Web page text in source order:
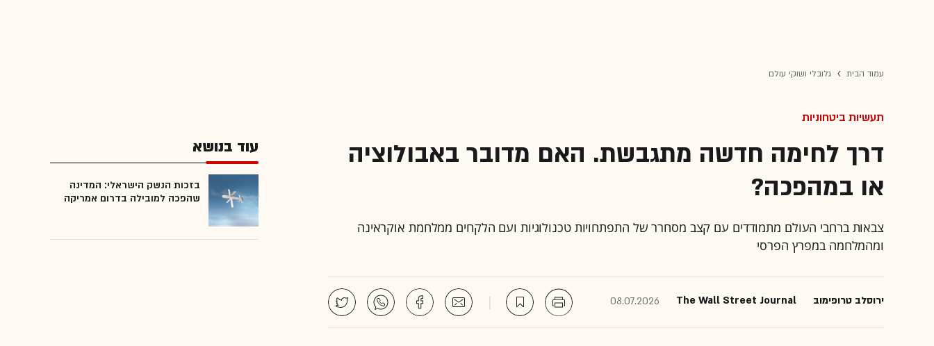
עמוד הבית גלובלי ושוקי עולם
תעשיות ביטחוניות
דרך לחימה חדשה מתגבשת. האם מדובר באבולוציה
או במהפכה?
צבאות ברחבי העולם מתמודדים עם קצב מסחרר של התפתחויות טכנולוגיות ועם הלקחים ממלחמת אוקראינה
ומהמלחמה במפרץ הפרסי
ירוסלב טרופימוב The Wall Street Journal
08.07.2026
עוד בנושא
בזכות הנשק הישראלי: המדינה
שהפכה למובילה בדרום אמריקה